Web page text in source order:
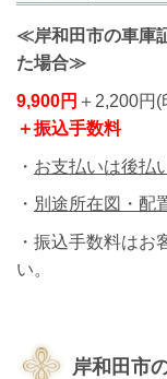
≪岸和田市の車庫
た場合≫
9,900円 ＋2,200円
＋振込手数料
・ お支払いは後払
・ 別途所在図・配
・振込手数料はお
い。
岸和田市